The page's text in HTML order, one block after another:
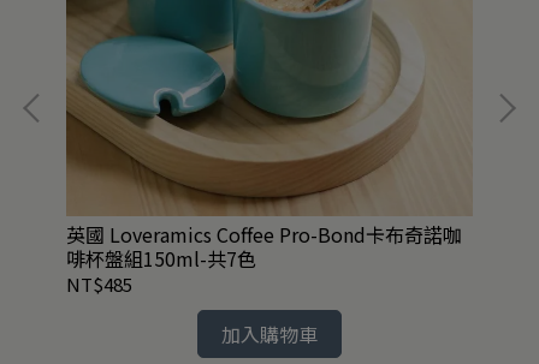
英國 Loveramics Coffee Pro-Bond卡布奇諾咖
啡杯盤組150ml-共7色
NT$485
加入購物車